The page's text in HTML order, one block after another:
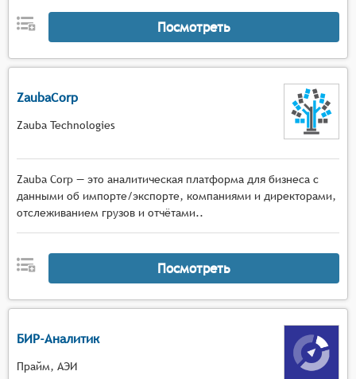
Посмотреть
ZaubaCorp
Zauba Technologies
Zauba Corp — это аналитическая платформа для бизнеса с
данными об импорте/экспорте, компаниями и директорами,
отслеживанием грузов и отчётами..
Посмотреть
БИР-Аналитик
Прайм, АЭИ